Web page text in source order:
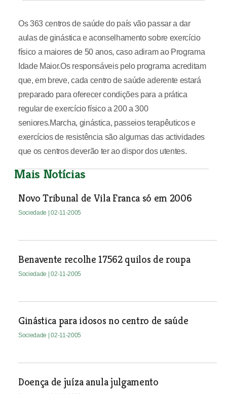
Os 363 centros de saúde do país vão passar a dar
aulas de ginástica e aconselhamento sobre exercício
físico a maiores de 50 anos, caso adiram ao Programa
Idade Maior.Os responsáveis pelo programa acreditam
que, em breve, cada centro de saúde aderente estará
preparado para oferecer condições para a prática
regular de exercício físico a 200 a 300
seniores.Marcha, ginástica, passeios terapêuticos e
exercícios de resistência são algumas das actividades
que os centros deverão ter ao dispor dos utentes.
Mais Notícias
Novo Tribunal de Vila Franca só em 2006
Sociedade | 02-11-2005
Benavente recolhe 17562 quilos de roupa
Sociedade | 02-11-2005
Ginástica para idosos no centro de saúde
Sociedade | 02-11-2005
Doença de juíza anula julgamento